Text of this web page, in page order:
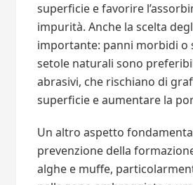
superficie e favorire
impurità. Anche la scelta
importante: panni morbidi o
setole naturali sono
abrasivi, che rischiano di
superficie e aumentare la
Un altro aspetto
prevenzione della
alghe e muffe,